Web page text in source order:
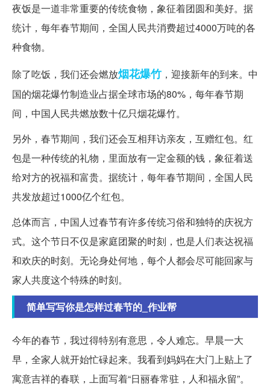
夜饭是一道非常重要的传统食物，象征着团圆和美好。据
统计，每年春节期间，全国人民共消费超过4000万吨的各
种食物。
除了吃饭，我们还会燃放烟花爆竹 ，迎接新年的到来。中
国的烟花爆竹制造业占据全球市场的80%，每年春节期
间，中国人民共燃放数十亿只烟花爆竹。
另外，春节期间，我们还会互相拜访亲友，互赠红包。红
包是一种传统的礼物，里面放有一定金额的钱，象征着送
给对方的祝福和富贵。据统计，每年春节期间，全国人民
共发放超过1000亿个红包。
总体而言，中国人过春节有许多传统习俗和独特的庆祝方
式。这个节日不仅是家庭团聚的时刻，也是人们表达祝福
和欢庆的时刻。无论身处何地，每个人都会尽可能回家与
家人共度这个特殊的时刻。
简单写写你是怎样过春节的_作业帮
今年的春节，我过得特别有意思，令人难忘。早晨一大
早，全家人就开始忙碌起来。我看到妈妈在大门上贴上了
寓意吉祥的春联，上面写着“日丽春常驻，人和福永留”。